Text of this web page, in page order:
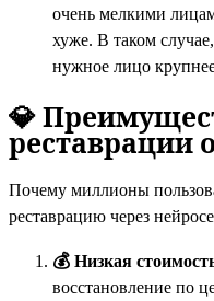
очень мелкими
хуже. В таком
нужное лицо
💎
реставрации
Почему миллионы
реставрацию через
💰 Низкая
восстановление по